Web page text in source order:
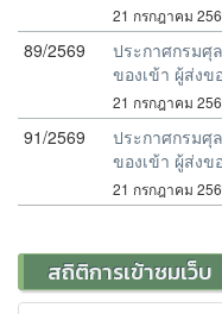
21 กรกฎาคม
89/2569
ประกาศกรมศุ
ของเข้า ผู้ส่งข
21 กรกฎาคม
91/2569
ประกาศกรมศุ
ของเข้า ผู้ส่งข
21 กรกฎาคม
สถิติการเข้าชมเว็บ